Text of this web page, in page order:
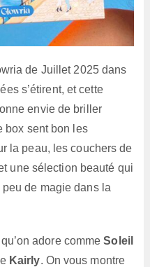
de Juillet 2025 dans
s’étirent, et cette
envie de briller
box sent bon les
la peau, les couchers de
une sélection beauté qui
de magie dans la
adore commeSoleil
Kairly. On vous montre